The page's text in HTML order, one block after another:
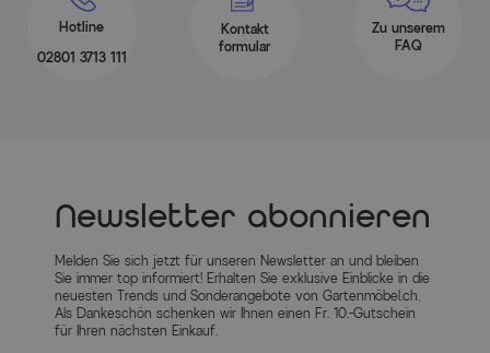
Hotline
02801 3713 111
Kontakt
formular
Zu unserem
FAQ
Newsletter abonnieren
Melden Sie sich jetzt für unseren Newsletter an und bleiben
Sie immer top informiert! Erhalten Sie exklusive Einblicke in die
neuesten Trends und Sonderangebote von Gartenmöbel.ch.
Als Dankeschön schenken wir Ihnen einen Fr. 10.-Gutschein
für Ihren nächsten Einkauf.